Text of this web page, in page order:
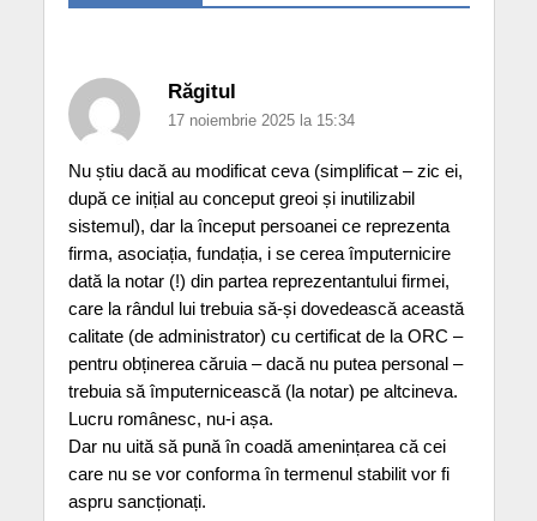
Răgitul
17 noiembrie 2025 la 15:34
Nu știu dacă au modificat ceva (simplificat – zic ei,
după ce inițial au conceput greoi și inutilizabil
sistemul), dar la început persoanei ce reprezenta
firma, asociația, fundația, i se cerea împuternicire
dată la notar (!) din partea reprezentantului firmei,
care la rândul lui trebuia să-și dovedească această
calitate (de administrator) cu certificat de la ORC –
pentru obținerea căruia – dacă nu putea personal –
trebuia să împuternicească (la notar) pe altcineva.
Lucru românesc, nu-i așa.
Dar nu uită să pună în coadă amenințarea că cei
care nu se vor conforma în termenul stabilit vor fi
aspru sancționați.